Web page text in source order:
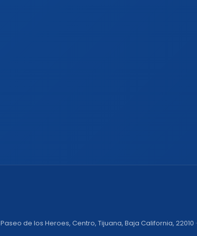
Paseo de los Heroes, Centro, Tijuana, Baja California, 22010 ·